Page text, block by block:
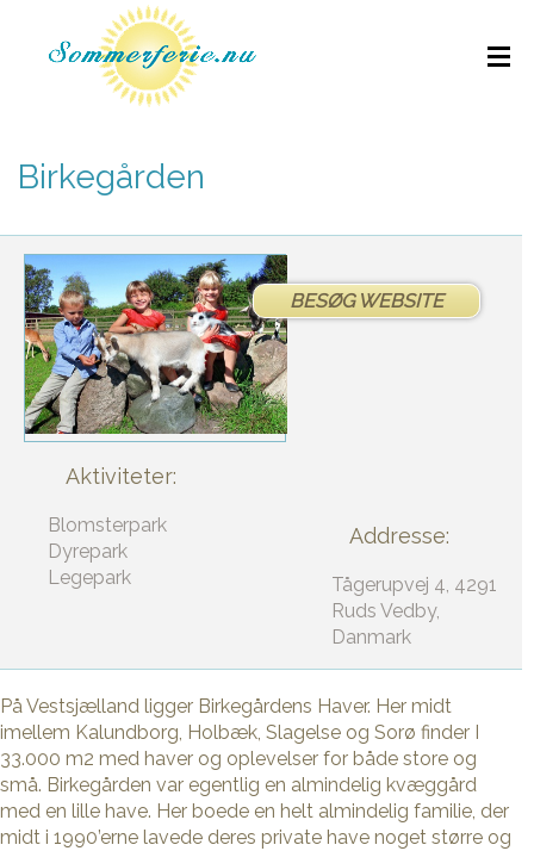
Birkegården
BESØG WEBSITE
Aktiviteter:
Blomsterpark
Dyrepark
Legepark
Addresse:
Tågerupvej 4, 4291
Ruds Vedby,
Danmark
På Vestsjælland ligger Birkegårdens Haver. Her midt
imellem Kalundborg, Holbæk, Slagelse og Sorø finder I
33.000 m2 med haver og oplevelser for både store og
små. Birkegården var egentlig en almindelig kvæggård
med en lille have. Her boede en helt almindelig familie, der
midt i 1990’erne lavede deres private have noget større og